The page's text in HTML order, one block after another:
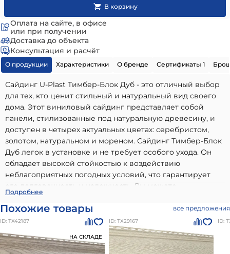
Оплата на сайте, в офисе
или при получении
Доставка до объекта
Консультация и расчёт
О продукции Характеристики О бренде Сертификаты 1
Сайдинг U-Plast Тимбер-Блок Дуб - это отличный выбор
для тех, кто ценит стильный и натуральный вид своего
дома. Этот виниловый сайдинг представляет собой
панели, стилизованные под натуральную древесину, и
доступен в четырех актуальных цветах: серебристом,
золотом, натуральном и мореном. Сайдинг Тимбер-Блок
Дуб легок в установке и не требует особого ухода. Он
обладает высокой стойкостью к воздействию
неблагоприятных погодных условий, что гарантирует
его долговечность и надежность. Вы можете
использовать панели Тимбер-Блок Дуб для отделки
фасада вашего дома, а также для создания акцентов на
стенах или других элементах экстерьера. Благодаря
широкому выбору цветов, вы сможете найти идеальное
решение для любого дизайна.
Сайдинг U-plast Тимберблок ДУБ
частном малоэтажном строительстве. Наши материалы
бренда
отличаются долговечностью,
надежностью и соответствием всем современным
стандартам качества. Преимущества: высокое качество
Подробнее
Похожие товары все предложения
ID: ТХ42187
НА СКЛАДЕ
ID: ТХ29167 ID: